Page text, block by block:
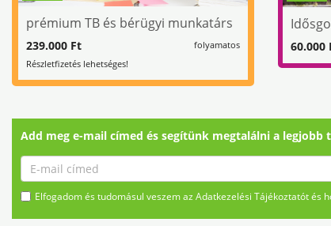
prémium TB és bérügyi munkatárs
folyamatos
239.000 Ft
Részletfizetés lehetséges!
60.000
Add meg e-mail címed és segítünk megtalálni a legjobb
Elfogadom és tudomásul veszem az Adatkezelési Tájékoztatót